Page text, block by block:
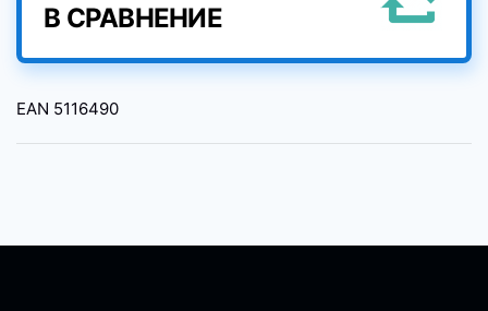
В СРАВНЕНИЕ
EAN 5116490